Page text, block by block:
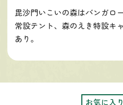
毘沙門いこいの森はバンガロ
常設テント、森のえき特設キ
あり。
お気に入り